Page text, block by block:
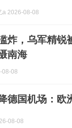
a 2026-08-08
炸，乌军精锐
南海
08-08
德国机场：欧
08-08